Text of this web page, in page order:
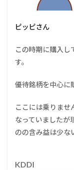
ピッピさん
この時期に購入し
す。
優待銘柄を中心に
ここには乗りませ
なっていましたが
のの含み益は少な
KDDI